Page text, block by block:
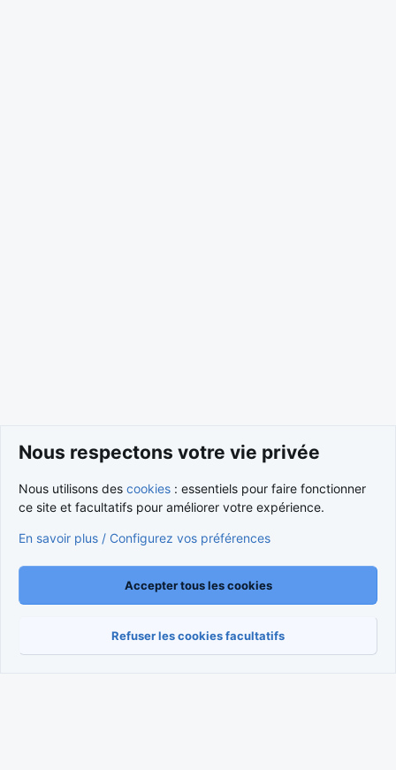
Cookies
Nous contacter
Conditions et règlement
S
Community platform by XenForo® © 2010-2026 XenForo Ltd.
Traduction française parXenForo FR|Media embeds via s9e/MediaSites
Nous respectons votre vie privée
Nous utilisons des cookies : essentiels pour faire fonctionner
ce site et facultatifs pour améliorer votre expérience.
En savoir plus / Configurez vos préférences
Accepter tous les cookies
Refuser les cookies facultatifs